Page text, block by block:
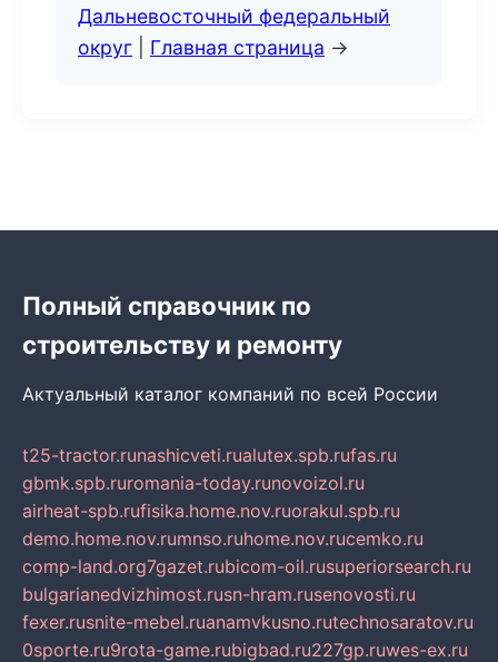
Дальневосточный федеральный
округ
Главная страница →
Полный справочник по
строительству и ремонту
Актуальный каталог компаний по всей России
t25-tractor.runashicveti.rualutex.spb.rufas.ru
gbmk.spb.ruromania-today.runovoizol.ru
airheat-spb.rufisika.home.nov.ruorakul.spb.ru
demo.home.nov.rumnso.ruhome.nov.rucemko.ru
comp-land.org7gazet.rubicom-oil.rusuperiorsearch.ru
bulgarianedvizhimost.rusn-hram.rusenovosti.ru
fexer.rusnite-mebel.ruanamvkusno.rutechnosaratov.ru
0sporte.ru9rota-game.rubigbad.ru227gp.ruwes-ex.ru